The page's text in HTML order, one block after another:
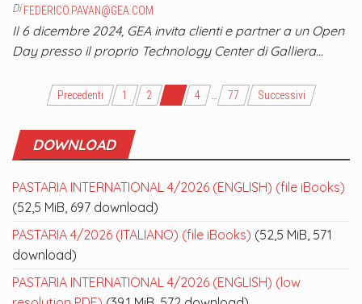
Di FEDERICO.PAVAN@GEA.COM
Il 6 dicembre 2024, GEA invita clienti e partner a un Open
Day presso il proprio Technology Center di Galliera…
Navigazione
articoli
Precedenti 1 2 4 … 77 Successivi
DOWNLOAD
PASTARIA INTERNATIONAL 4/2026 (ENGLISH) (file iBooks)
(52,5 MiB, 697 download)
PASTARIA 4/2026 (ITALIANO) (file iBooks) (52,5 MiB, 571
download)
PASTARIA INTERNATIONAL 4/2026 (ENGLISH) (low